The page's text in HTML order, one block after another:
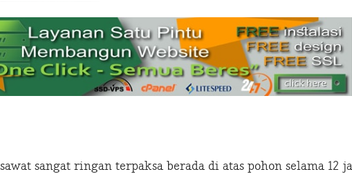
sangat ringan terpaksa berada di atas pohon selama